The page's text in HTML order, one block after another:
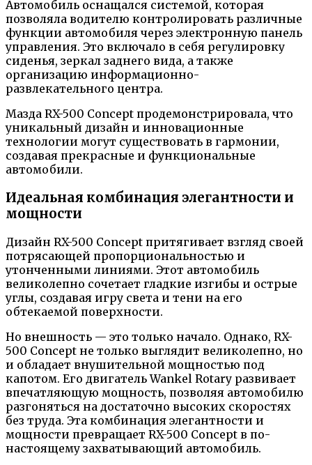
Автомобиль оснащался системой, которая
позволяла водителю контролировать различные
функции автомобиля через электронную панель
управления. Это включало в себя регулировку
сиденья, зеркал заднего вида, а также
организацию информационно-
развлекательного центра.
Мазда RX-500 Concept продемонстрировала, что
уникальный дизайн и инновационные
технологии могут существовать в гармонии,
создавая прекрасные и функциональные
автомобили.
Идеальная комбинация элегантности и
мощности
Дизайн RX-500 Concept притягивает взгляд своей
потрясающей пропорциональностью и
утонченными линиями. Этот автомобиль
великолепно сочетает гладкие изгибы и острые
углы, создавая игру света и тени на его
обтекаемой поверхности.
Но внешность — это только начало. Однако, RX-
500 Concept не только выглядит великолепно, но
и обладает внушительной мощностью под
капотом. Его двигатель Wankel Rotary развивает
впечатляющую мощность, позволяя автомобилю
разгоняться на достаточно высоких скоростях
без труда. Эта комбинация элегантности и
мощности превращает RX-500 Concept в по-
настоящему захватывающий автомобиль.